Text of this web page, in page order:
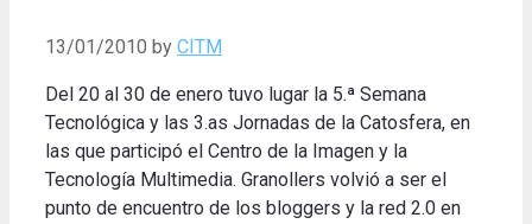
13/01/2010 by CITM
Del 20 al 30 de enero tuvo lugar la 5.ª Semana
Tecnológica y las 3.as Jornadas de la Catosfera, en
las que participó el Centro de la Imagen y la
Tecnología Multimedia. Granollers volvió a ser el
punto de encuentro de los bloggers y la red 2.0 en